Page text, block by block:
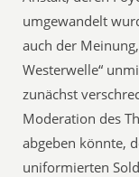
umgewandelt
auch der
Westerwelle“
zunächst
Moderation des
abgeben könnte,
uniformierten